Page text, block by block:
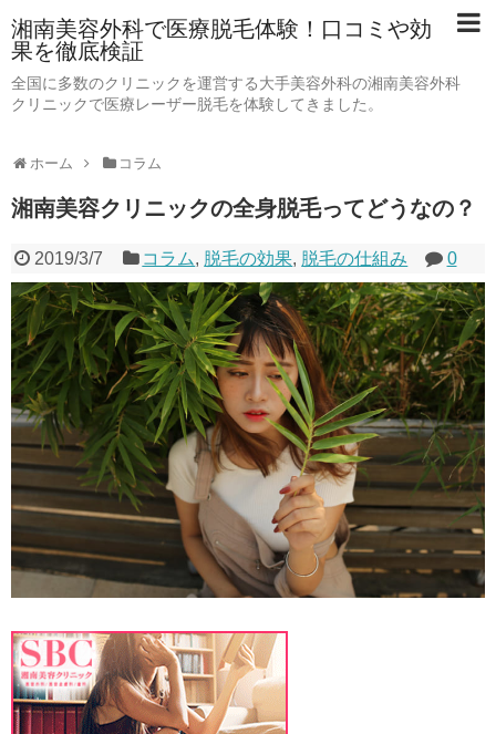
湘南美容外科で医療脱毛体験！口コミや効
果を徹底検証
全国に多数のクリニックを運営する大手美容外科の湘南美容外科
クリニックで医療レーザー脱毛を体験してきました。
ホーム コラム
湘南美容クリニックの全身脱毛ってどうなの？
2019/3/7 コラム, 脱毛の効果, 脱毛の仕組み 0